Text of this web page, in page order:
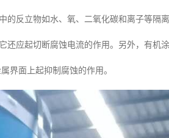
反立物如水、氧、二氧化碳和离子等隔
应起切断腐蚀电流的作用。另外，有机
界面上起抑制腐蚀的作用。